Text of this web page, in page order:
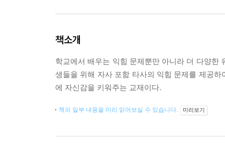
책소개
학교에서 배우는 익힘 문제뿐만 아니라 더 다양한
생들을 위해 자사 포함 타사의 익힘 문제를 제공
에 자신감을 키워주는 교재이다.
책의 일부 내용을 미리 읽어보실 수 있습니다. 미리보기